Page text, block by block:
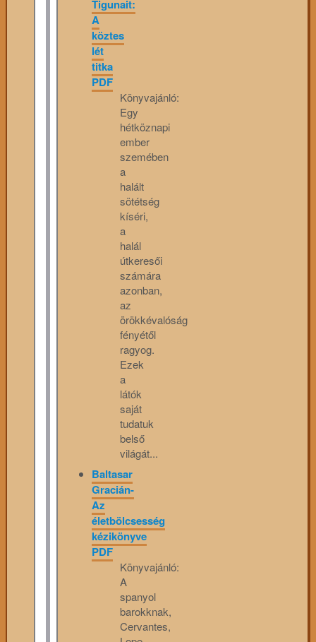
Tigunait:
A
köztes
lét
titka
PDF
Könyvajánló:
Egy
hétköznapi
ember
szemében
a
halált
sötétség
kíséri,
a
halál
útkeresői
számára
azonban,
az
örökkévalóság
fényétől
ragyog.
Ezek
a
látók
saját
tudatuk
belső
világát...
Baltasar
Gracián-
Az
életbölcsesség
kézikönyve
PDF
Könyvajánló:
A
spanyol
barokknak,
Cervantes,